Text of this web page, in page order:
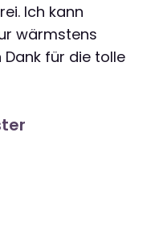
Ich kann
wärmstens
für die tolle